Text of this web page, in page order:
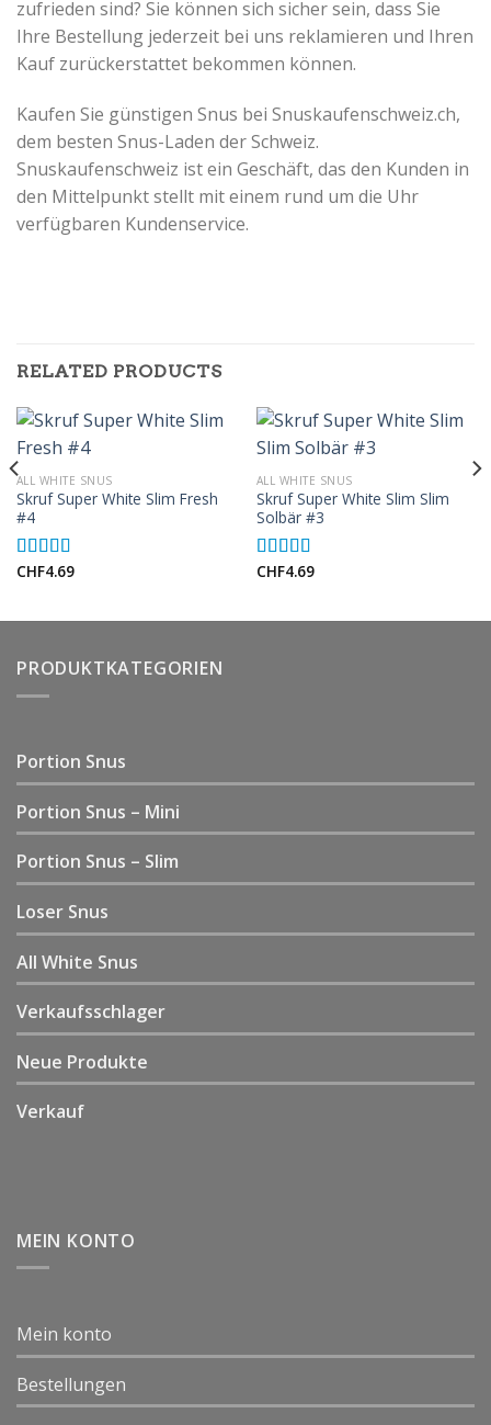
zufrieden sind? Sie können sich sicher sein, dass Sie
Ihre Bestellung jederzeit bei uns reklamieren und Ihren
Kauf zurückerstattet bekommen können.
Kaufen Sie günstigen Snus bei Snuskaufenschweiz.ch,
dem besten Snus-Laden der Schweiz.
Snuskaufenschweiz istein Geschäft, das den Kunden in
den Mittelpunkt stellt mit einem rund um die Uhr
verfügbaren Kundenservice.
RELATED PRODUCTS
ALL WHITE SNUS
Skruf Super White Slim Fresh
#4
Rated5.00
CHF4.69
ALL WHITE SNUS
Skruf Super White Slim Slim
Solbär #3
Rated5.00
CHF4.69
PRODUKTKATEGORIEN
Portion Snus
Portion Snus – Mini
Portion Snus – Slim
Loser Snus
All White Snus
Verkaufsschlager
Neue Produkte
Verkauf
MEIN KONTO
Mein konto
Bestellungen